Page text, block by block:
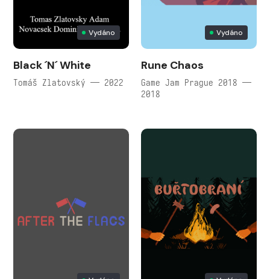
Vydáno
Black ´N´ White
Tomáš Zlatovský — 2022
Vydáno
Rune Chaos
Game Jam Prague 2018 —
2018